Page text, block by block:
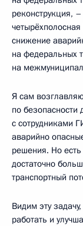
реконструкция, –
снижение
на федеральных
на
Я сам
по
с сотрудниками
аварийно
решения. Но
достаточно
транспортный
Видим эту
работать и